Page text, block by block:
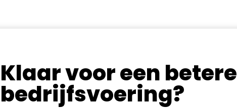
Klaar voor een betere
bedrijfsvoering?